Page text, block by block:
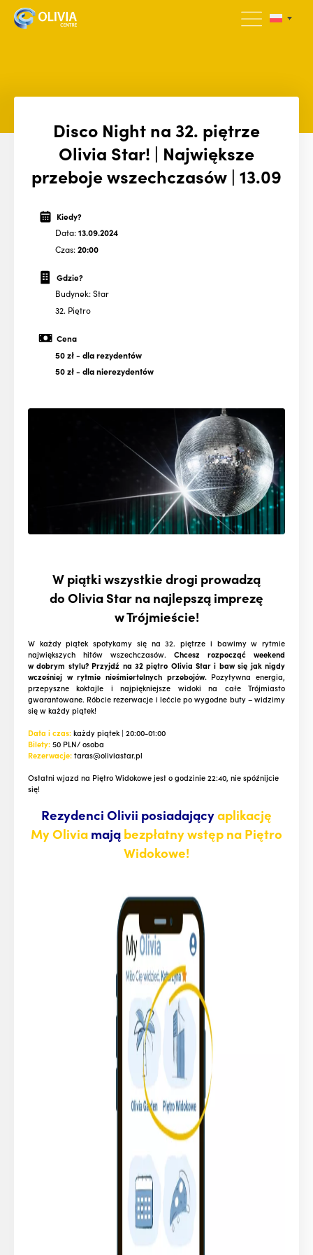
Disco Night na 32. piętrze
Olivia Star! | Największe
przeboje wszechczasów | 13.09
Kiedy?
Data:13.09.2024
Czas:20:00
Gdzie?
Budynek: Star
32. Piętro
Cena
50 zł- dla rezydentów
50 zł- dla nierezydentów
W piątki wszystkie drogi prowadzą
do Olivia Star na najlepszą imprezę
w Trójmieście!
W każdy piątek spotykamy się na 32. piętrze i bawimy w rytmie
największych hitów wszechczasów. Chcesz rozpocząć weekend
w dobrym stylu? Przyjdź na 32 piętro Olivia Star i baw się jak nigdy
wcześniej w rytmie nieśmiertelnych przebojów.Pozytywna energia,
przepyszne koktajle i najpiękniejsze widoki na całe Trójmiasto
gwarantowane. Róbcie rezerwacje i lećcie po wygodne buty – widzimy
się w każdy piątek!
Data i czas:każdy piątek | 20:00-01:00
Bilety:50 PLN/ osoba
Rezerwacje:taras@oliviastar.pl
Ostatni wjazd na Piętro Widokowe jest o godzinie 22:40, nie spóźnijcie
się!
Rezydenci Olivii posiadającyaplikację
My Oliviamająbezpłatny wstęp na Piętro
Widokowe!